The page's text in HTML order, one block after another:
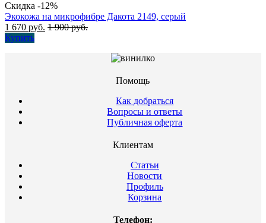
Скидка -12%
Экокожа на микрофибре Дакота 2149, серый
1 670 руб. 1 900руб.
Купить
Помощь
Как добраться
Вопросы и ответы
Публичная оферта
Клиентам
Статьи
Новости
Профиль
Корзина
Телефон: